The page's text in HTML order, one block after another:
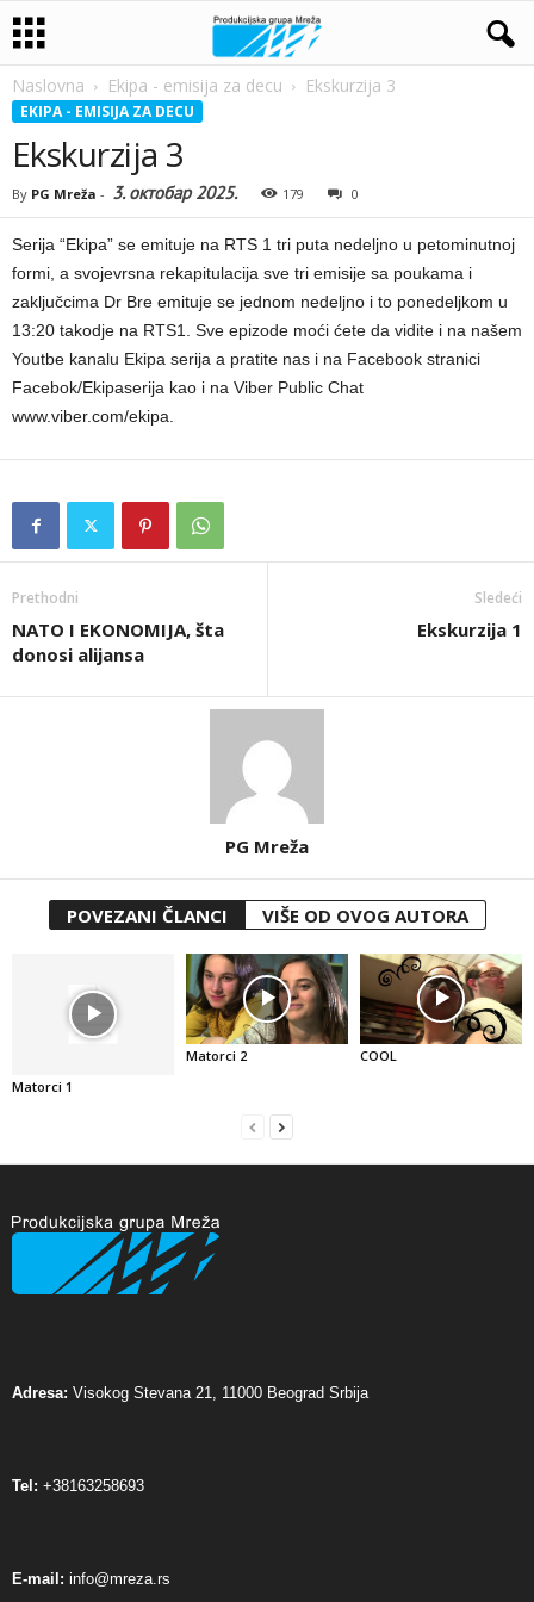
Naslovna Ekipa - emisija za decu Ekskurzija 3
EKIPA - EMISIJA ZA DECU
Ekskurzija 3
By PG Mreža - 3. октобар 2025. 179 0
Serija “Ekipa” se emituje na RTS 1 tri puta nedeljno u petominutnoj
formi, a svojevrsna rekapitulacija sve tri emisije sa poukama i
zaključcima Dr Bre emituje se jednom nedeljno i to ponedeljkom u
13:20 takodje na RTS1. Sve epizode moći ćete da vidite i na našem
Youtbe kanalu Ekipa serija a pratite nas i na Facebook stranici
Facebok/Ekipaserija kao i na Viber Public Chat
www.viber.com/ekipa.
Prethodni
NATO I EKONOMIJA, šta
donosi alijansa
Sledeći
Ekskurzija 1
PG Mreža
POVEZANI ČLANCI VIŠE OD OVOG AUTORA
Matorci 1
Matorci 2 COOL
Adresa: Visokog Stevana 21, 11000 Beograd Srbija
Tel: +38163258693
E-mail: info@mreza.rs